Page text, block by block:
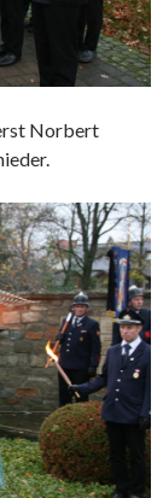
Norbert